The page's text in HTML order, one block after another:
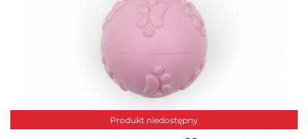
Produkt niedostępny